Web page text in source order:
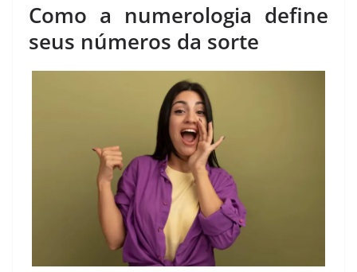
Como a numerologia define
seus números da sorte